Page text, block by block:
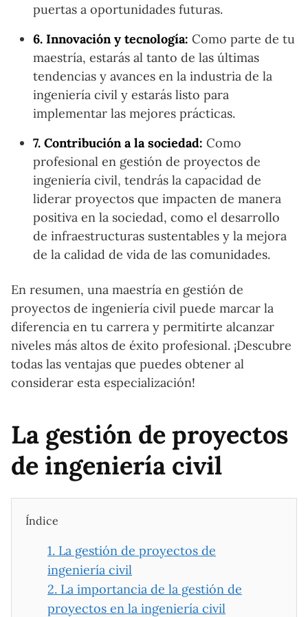
puertas a oportunidades futuras.
6. Innovación y tecnología: Como parte de tu
maestría, estarás al tanto de las últimas
tendencias y avances en la industria de la
ingeniería civil y estarás listo para
implementar las mejores prácticas.
7. Contribución a la sociedad: Como
profesional en gestión de proyectos de
ingeniería civil, tendrás la capacidad de
liderar proyectos que impacten de manera
positiva en la sociedad, como el desarrollo
de infraestructuras sustentables y la mejora
de la calidad de vida de las comunidades.
En resumen, una maestría en gestión de
proyectos de ingeniería civil puede marcar la
diferencia en tu carrera y permitirte alcanzar
niveles más altos de éxito profesional. ¡Descubre
todas las ventajas que puedes obtener al
considerar esta especialización!
La gestión de proyectos
de ingeniería civil
Índice
1. La gestión de proyectos de
ingeniería civil
2. La importancia de la gestión de
proyectos en la ingeniería civil